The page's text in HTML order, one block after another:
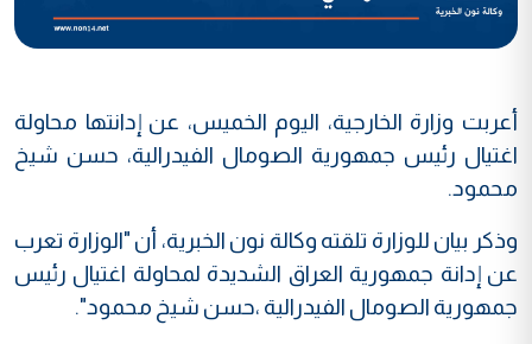
أعربت وزارة الخارجية، اليوم الخميس، عن إدانتها محاولة
اغتيال رئيس جمهورية الصومال الفيدرالية، حسن شيخ
محمود.
وذكر بيان للوزارة تلقته وكالة نون الخبرية، أن "الوزارة تعرب
عن إدانة جمهورية العراق الشديدة لمحاولة اغتيال رئيس
جمهورية الصومال الفيدرالية ،حسن شيخ محمود".